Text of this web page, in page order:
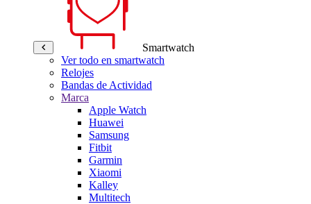
Smartwatch
Ver todo en smartwatch
Relojes
Bandas de Actividad
Marca
Apple Watch
Huawei
Samsung
Fitbit
Garmin
Xiaomi
Kalley
Multitech